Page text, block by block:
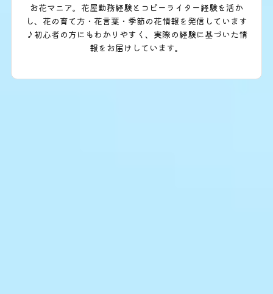
お花マニア。花屋勤務経験とコピーライター経験を活か
し、花の育て方・花言葉・季節の花情報を発信しています
♪初心者の方にもわかりやすく、実際の経験に基づいた情
報をお届けしています。